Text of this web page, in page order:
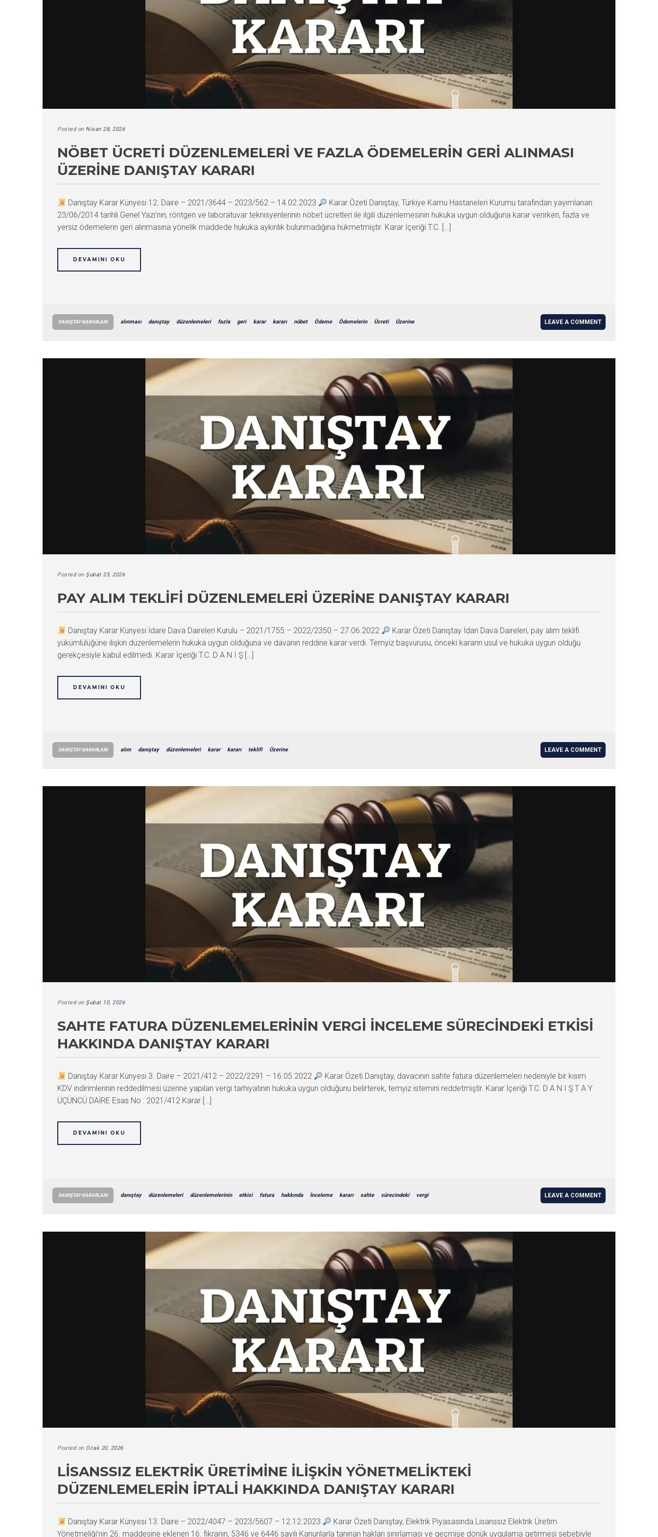
Posted on Nisan 28, 2026
NÖBET ÜCRETI DÜZENLEMELERI VE FAZLA ÖDEMELERIN GERI ALINMASI
ÜZERINE DANIŞTAY KARARI
Danıştay Karar Künyesi 12. Daire – 2021/3644 – 2023/562 – 14.02.2023
Karar Özeti Danıştay, Türkiye Kamu Hastaneleri Kurumu tarafından yayımlanan
23/06/2014 tarihli Genel Yazı’nın, röntgen ve laboratuvar teknisyenlerinin nöbet ücretleri ile ilgili düzenlemesinin hukuka uygun olduğuna karar verirken, fazla ve
yersiz ödemelerin geri alınmasına yönelik maddede hukuka aykırılık bulunmadığına hükmetmiştir. Karar İçeriği T.C. […]
DEVAMINI OKU
DANIŞTAY KARARLARI alınması danıştay düzenlemeleri fazla geri karar kararı nöbet Ödeme Ödemelerin Ücreti Üzerine LEAVE A COMMENT
Posted on Şubat 23, 2026
PAY ALIM TEKLIFI DÜZENLEMELERI ÜZERINE DANIŞTAY KARARI
Danıştay Karar Künyesi İdare Dava Daireleri Kurulu – 2021/1755 – 2022/2350 – 27.06.2022
Karar Özeti Danıştay İdari Dava Daireleri, pay alım teklifi
yükümlülüğüne ilişkin düzenlemelerin hukuka uygun olduğuna ve davanın reddine karar verdi. Temyiz başvurusu, önceki kararın usul ve hukuka uygun olduğu
gerekçesiyle kabul edilmedi. Karar İçeriği T.C. D A N I Ş […]
DEVAMINI OKU
DANIŞTAY KARARLARI alım danıştay düzenlemeleri karar kararı teklifi Üzerine LEAVE A COMMENT
Posted on Şubat 10, 2026
SAHTE FATURA DÜZENLEMELERININ VERGI İNCELEME SÜRECINDEKI ETKISI
HAKKINDA DANIŞTAY KARARI
Danıştay Karar Künyesi 3. Daire – 2021/412 – 2022/2291 – 16.05.2022
Karar Özeti Danıştay, davacının sahte fatura düzenlemeleri nedeniyle bir kısım
KDV indirimlerinin reddedilmesi üzerine yapılan vergi tarhiyatının hukuka uygun olduğunu belirterek, temyiz istemini reddetmiştir. Karar İçeriği T.C. D A N I Ş T A Y
ÜÇÜNCÜ DAİRE Esas No : 2021/412 Karar […]
DEVAMINI OKU
DANIŞTAY KARARLARI danıştay düzenlemeleri düzenlemelerinin etkisi fatura hakkında İnceleme kararı sahte sürecindeki vergi LEAVE A COMMENT
Posted on Ocak 20, 2026
LISANSSIZ ELEKTRIK ÜRETIMINE İLIŞKIN YÖNETMELIKTEKI
DÜZENLEMELERIN İPTALI HAKKINDA DANIŞTAY KARARI
Danıştay Karar Künyesi 13. Daire – 2022/4047 – 2023/5607 – 12.12.2023
Karar Özeti Danıştay, Elektrik Piyasasında Lisanssız Elektrik Üretim
Yönetmeliği’nin 26. maddesine eklenen 16. fıkranın, 5346 ve 6446 sayılı Kanunlarla tanınan hakları sınırlaması ve geçmişe dönük uygulama getirmesi sebebiyle